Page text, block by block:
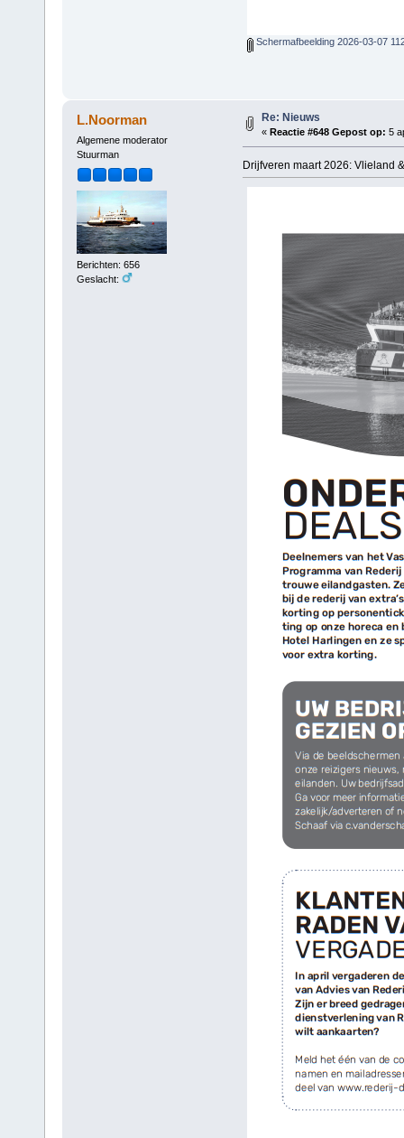
Schermafbeelding 2026-03-07
L.Noorman
Algemene moderator
Stuurman
Berichten: 656
Geslacht:
Re: Nieuws
« Reactie #648 Gepost op: 5
Drijfveren maart 2026: Vlieland